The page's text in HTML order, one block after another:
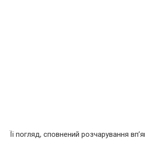
Її погляд, сповнений розчарування